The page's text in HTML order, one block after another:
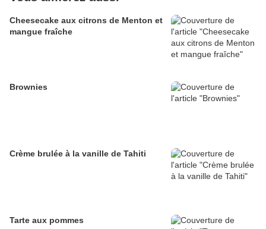
Cheesecake aux citrons de Menton et
mangue fraîche
Brownies
Crème brulée à la vanille de Tahiti
Tarte aux pommes